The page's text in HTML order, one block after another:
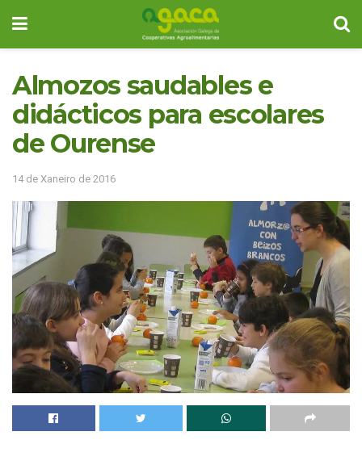
Almozos saudables e
didácticos para escolares
de Ourense
14 de Xaneiro de 2016